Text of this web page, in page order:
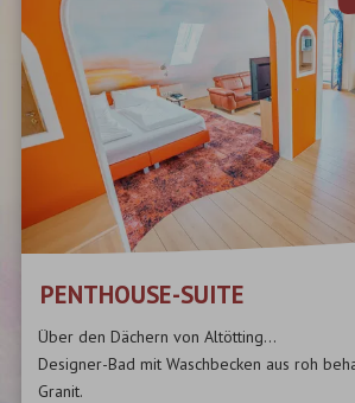
PENTHOUSE-SUITE
Über den Dächern von Altötting...
Designer-Bad mit Waschbecken aus roh
Granit.